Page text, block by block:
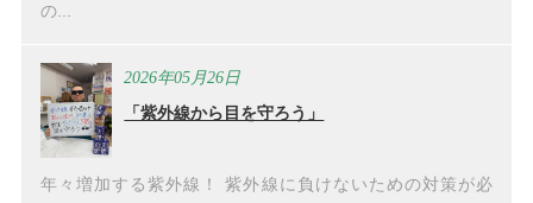
の...
2026年05月26日
「紫外線から目を守ろう」
年々増加する紫外線！ 紫外線に負けないための対策が必